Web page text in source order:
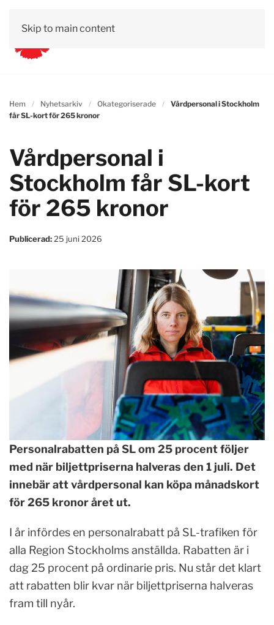
Skip to main content
Hem Nyhetsarkiv Okategoriserade
Vårdpersonal i Stockholm
får SL-kort för 265 kronor
Vårdpersonal i
Stockholm får SL-kort
för 265 kronor
Publicerad: 25 juni 2026
Personalrabatten på SL om 25 procent följer
med när biljettpriserna halveras den 1 juli. Det
innebär att vårdpersonal kan köpa månadskort
för 265 kronor året ut.
I år infördes en personalrabatt på SL-trafiken för
alla Region Stockholms anställda. Rabatten är i
dag 25 procent på ordinarie pris. Nu står det klart
att rabatten blir kvar när biljettpriserna halveras
fram till nyår.